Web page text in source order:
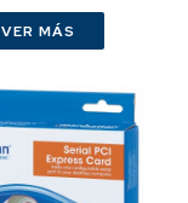
VER MÁS